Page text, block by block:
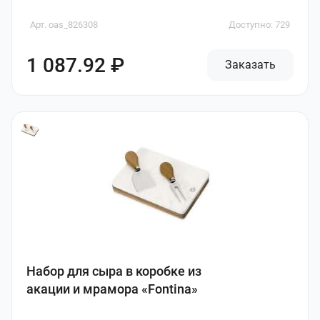
Арт. oas_826308 Доступно: 729
1 087.92 ₽ Заказать
Набор для сыра в коробке из
акации и мрамора «Fontina»